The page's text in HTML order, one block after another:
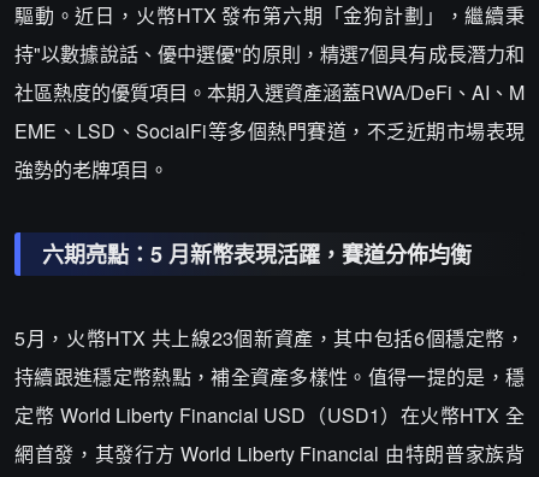
驅動。近日，火幣HTX 發布第六期「金狗計劃」，繼續秉
持"以數據說話、優中選優"的原則，精選7個具有成長潛力和
社區熱度的優質項目。本期入選資產涵蓋RWA/DeFi、AI、M
EME、LSD、SocialFi等多個熱門賽道，不乏近期市場表現
強勢的老牌項目。
六期亮點：5 月新幣表現活躍，賽道分佈均衡
5月，火幣HTX 共上線23個新資產，其中包括6個穩定幣，
持續跟進穩定幣熱點，補全資產多樣性。值得一提的是，穩
定幣 World Liberty Financial USD（USD1）在火幣HTX 全
網首發，其發行方 World Liberty Financial 由特朗普家族背